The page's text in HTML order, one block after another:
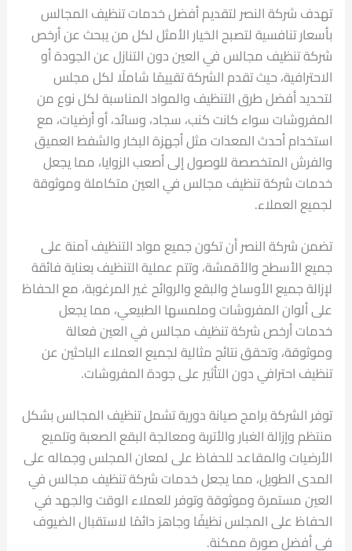
تهدف شركة النصر لتقديم أفضل خدمات تنظيف المجالس
بأسعار تنافسية لتصبح الخيار الأمثل لكل من يبحث عن أرخص
شركة تنظيف مجالس في العين دون التنازل عن الجودة أو
الاحترافية، حيث تقدم الشركة تقييمًا شاملًا لكل مجلس
لتحديد أفضل طرق التنظيف والمواد المناسبة لكل نوع من
المفروشات سواء كانت كنب، سجاد، وسائد، أو أرضيات، مع
استخدام أحدث المعدات مثل أجهزة البخار والشفط العميق
والفرش المتخصصة للوصول إلى أصعب الزوايا، مما يجعل
خدمات شركة تنظيف مجالس في العين متكاملة وموثوقة
لجميع العملاء.
تضمن شركة النصر أن تكون جميع مواد التنظيف آمنة على
جميع الأسطح والأقمشة، وتتم عملية التنظيف بعناية فائقة
لإزالة جميع الأوساخ والبقع والروائح غير المرغوبة، مع الحفاظ
على ألوان المفروشات وملمسها الطبيعي، مما يجعل
خدمات أرخص شركة تنظيف مجالس في العين فعالة
وموثوقة، وتحقق نتائج مثالية لجميع العملاء الباحثين عن
تنظيف احترافي دون التأثير على جودة المفروشات.
توفر الشركة برامج صيانة دورية تشمل تنظيف المجالس بشكل
منتظم وإزالة الغبار والأتربة ومعالجة البقع الصعبة وتلميع
الأرضيات والمقاعد للحفاظ على لمعان المجلس وجماله على
المدى الطويل، مما يجعل خدمات شركة تنظيف مجالس في
العين مستمرة وموثوقة وتوفر للعملاء الوقت والجهد في
الحفاظ على المجلس نظيفًا وجاهز دائمًا لاستقبال الضيوف
في أفضل صورة ممكنة.